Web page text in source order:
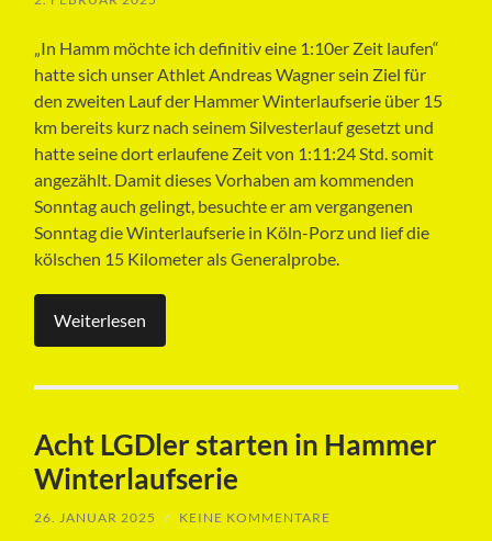
„In Hamm möchte ich definitiv eine 1:10er Zeit laufen“
hatte sich unser Athlet Andreas Wagner sein Ziel für
den zweiten Lauf der Hammer Winterlaufserie über 15
km bereits kurz nach seinem Silvesterlauf gesetzt und
hatte seine dort erlaufene Zeit von 1:11:24 Std. somit
angezählt. Damit dieses Vorhaben am kommenden
Sonntag auch gelingt, besuchte er am vergangenen
Sonntag die Winterlaufserie in Köln-Porz und lief die
kölschen 15 Kilometer als Generalprobe.
Weiterlesen
Acht LGDler starten in Hammer
Winterlaufserie
26. JANUAR 2025 / KEINE KOMMENTARE